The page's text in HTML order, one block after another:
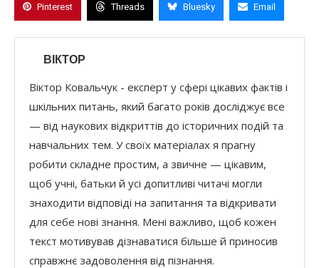
Pinterest Threads Bluesky Email
ВІКТОР
Віктор Ковальчук - експерт у сфері цікавих фактів і
шкільних питань, який багато років досліджує все
— від наукових відкриттів до історичних подій та
навчальних тем. У своїх матеріалах я прагну
робити складне простим, а звичне — цікавим,
щоб учні, батьки й усі допитливі читачі могли
знаходити відповіді на запитання та відкривати
для себе нові знання. Мені важливо, щоб кожен
текст мотивував дізнаватися більше й приносив
справжнє задоволення від пізнання.